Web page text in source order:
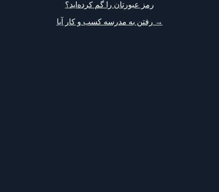
رمز عبورتان را گم کرده‌اید؟
→ رفتن به مدرسه کسب و کار آیا